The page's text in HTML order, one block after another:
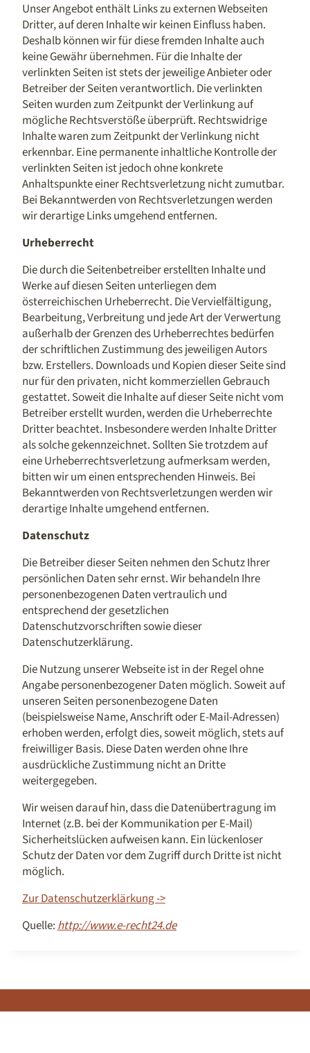
Unser Angebot enthält Links zu externen Webseiten
Dritter, auf deren Inhalte wir keinen Einfluss haben.
Deshalb können wir für diese fremden Inhalte auch
keine Gewähr übernehmen. Für die Inhalte der
verlinkten Seiten ist stets der jeweilige Anbieter oder
Betreiber der Seiten verantwortlich. Die verlinkten
Seiten wurden zum Zeitpunkt der Verlinkung auf
mögliche Rechtsverstöße überprüft. Rechtswidrige
Inhalte waren zum Zeitpunkt der Verlinkung nicht
erkennbar. Eine permanente inhaltliche Kontrolle der
verlinkten Seiten ist jedoch ohne konkrete
Anhaltspunkte einer Rechtsverletzung nicht zumutbar.
Bei Bekanntwerden von Rechtsverletzungen werden
wir derartige Links umgehend entfernen.
Urheberrecht
Die durch die Seitenbetreiber erstellten Inhalte und
Werke auf diesen Seiten unterliegen dem
österreichischen Urheberrecht. Die Vervielfältigung,
Bearbeitung, Verbreitung und jede Art der Verwertung
außerhalb der Grenzen des Urheberrechtes bedürfen
der schriftlichen Zustimmung des jeweiligen Autors
bzw. Erstellers. Downloads und Kopien dieser Seite sind
nur für den privaten, nicht kommerziellen Gebrauch
gestattet. Soweit die Inhalte auf dieser Seite nicht vom
Betreiber erstellt wurden, werden die Urheberrechte
Dritter beachtet. Insbesondere werden Inhalte Dritter
als solche gekennzeichnet. Sollten Sie trotzdem auf
eine Urheberrechtsverletzung aufmerksam werden,
bitten wir um einen entsprechenden Hinweis. Bei
Bekanntwerden von Rechtsverletzungen werden wir
derartige Inhalte umgehend entfernen.
Datenschutz
Die Betreiber dieser Seiten nehmen den Schutz Ihrer
persönlichen Daten sehr ernst. Wir behandeln Ihre
personenbezogenen Daten vertraulich und
entsprechend der gesetzlichen
Datenschutzvorschriften sowie dieser
Datenschutzerklärung.
Die Nutzung unserer Webseite ist in der Regel ohne
Angabe personenbezogener Daten möglich. Soweit auf
unseren Seiten personenbezogene Daten
(beispielsweise Name, Anschrift oder E-Mail-Adressen)
erhoben werden, erfolgt dies, soweit möglich, stets auf
freiwilliger Basis. Diese Daten werden ohne Ihre
ausdrückliche Zustimmung nicht an Dritte
weitergegeben.
Wir weisen darauf hin, dass die Datenübertragung im
Internet (z.B. bei der Kommunikation per E-Mail)
Sicherheitslücken aufweisen kann. Ein lückenloser
Schutz der Daten vor dem Zugriff durch Dritte ist nicht
möglich.
Zur Datenschutzerklärkung ->
Quelle:http://www.e-recht24.de